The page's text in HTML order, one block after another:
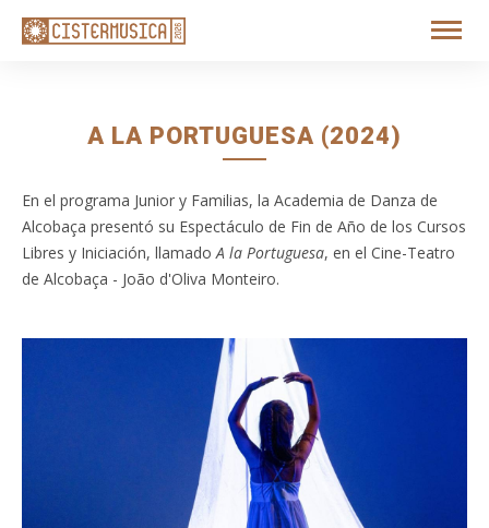
A LA PORTUGUESA (2024)
En el programa Junior y Familias, la Academia de Danza de
Alcobaça presentó su Espectáculo de Fin de Año de los Cursos
Libres y Iniciación, llamadoA la Portuguesa, en el Cine-Teatro
de Alcobaça - João d'Oliva Monteiro.